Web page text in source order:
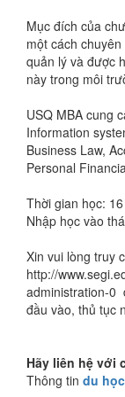
Mục đích của
một cách
quản lý và được
này trong môi
USQ MBA cung
Information
Business Law,
Personal
Thời gian học:
Nhập học vào
Xin vui lòng truy
http://
administration-0
đầu vào, thủ tục
Hãy liên hệ với
Thông tin du